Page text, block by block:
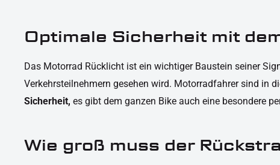
Optimale Sicherheit mit
Das Motorrad Rücklicht ist ein wichtiger Baustein seiner
Verkehrsteilnehmern gesehen wird. Motorradfahrer sind in
Sicherheit, es gibt dem ganzen Bike auch eine besondere
Wie groß muss der